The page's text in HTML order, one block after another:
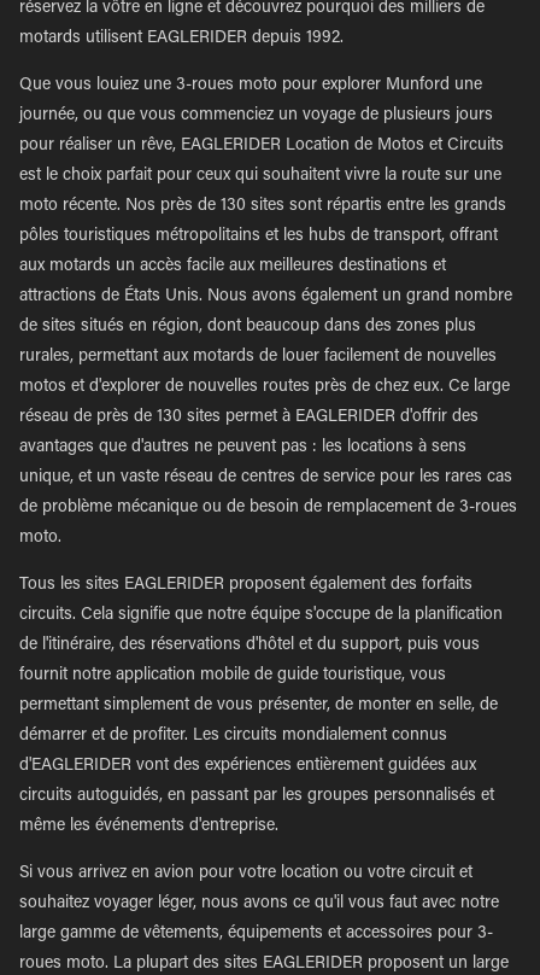
réservez la vôtre en ligne et découvrez pourquoi des milliers de
motards utilisent EAGLERIDER depuis 1992.
Que vous louiez une 3-roues moto pour explorer Munford une
journée, ou que vous commenciez un voyage de plusieurs jours
pour réaliser un rêve, EAGLERIDER Location de Motos et Circuits
est le choix parfait pour ceux qui souhaitent vivre la route sur une
moto récente. Nos près de 130 sites sont répartis entre les grands
pôles touristiques métropolitains et les hubs de transport, offrant
aux motards un accès facile aux meilleures destinations et
attractions de États Unis. Nous avons également un grand nombre
de sites situés en région, dont beaucoup dans des zones plus
rurales, permettant aux motards de louer facilement de nouvelles
motos et d'explorer de nouvelles routes près de chez eux. Ce large
réseau de près de 130 sites permet à EAGLERIDER d'offrir des
avantages que d'autres ne peuvent pas : les locations à sens
unique, et un vaste réseau de centres de service pour les rares cas
de problème mécanique ou de besoin de remplacement de 3-roues
moto.
Tous les sites EAGLERIDER proposent également des forfaits
circuits. Cela signifie que notre équipe s'occupe de la planification
de l'itinéraire, des réservations d'hôtel et du support, puis vous
fournit notre application mobile de guide touristique, vous
permettant simplement de vous présenter, de monter en selle, de
démarrer et de profiter. Les circuits mondialement connus
d'EAGLERIDER vont des expériences entièrement guidées aux
circuits autoguidés, en passant par les groupes personnalisés et
même les événements d'entreprise.
Si vous arrivez en avion pour votre location ou votre circuit et
souhaitez voyager léger, nous avons ce qu'il vous faut avec notre
large gamme de vêtements, équipements et accessoires pour 3-
roues moto. La plupart des sites EAGLERIDER proposent un large